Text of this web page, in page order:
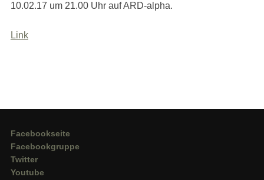
10.02.17 um 21.00 Uhr auf ARD-alpha.
Link
Facebookseite
Facebookgruppe
Twitter
Youtube